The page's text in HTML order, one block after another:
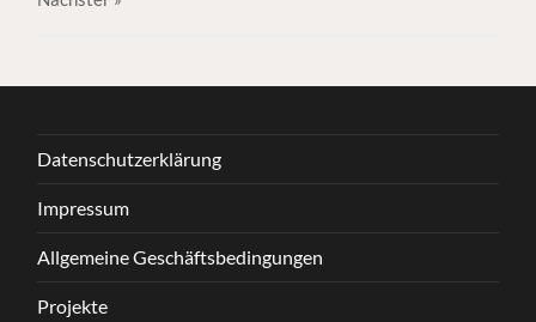
Datenschutzerklärung
Impressum
Allgemeine Geschäftsbedingungen
Projekte